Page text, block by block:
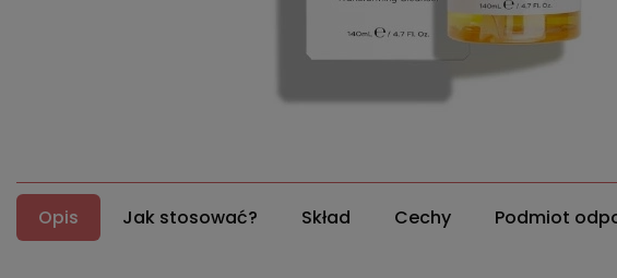
Opis Jak stosować? Skład Cechy Podmiot